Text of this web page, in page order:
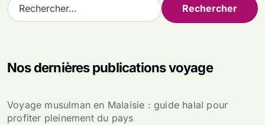
e
r
e
r
Nos dernières publications voyage
Voyage musulman en Malaisie : guide halal pour
profiter pleinement du pays